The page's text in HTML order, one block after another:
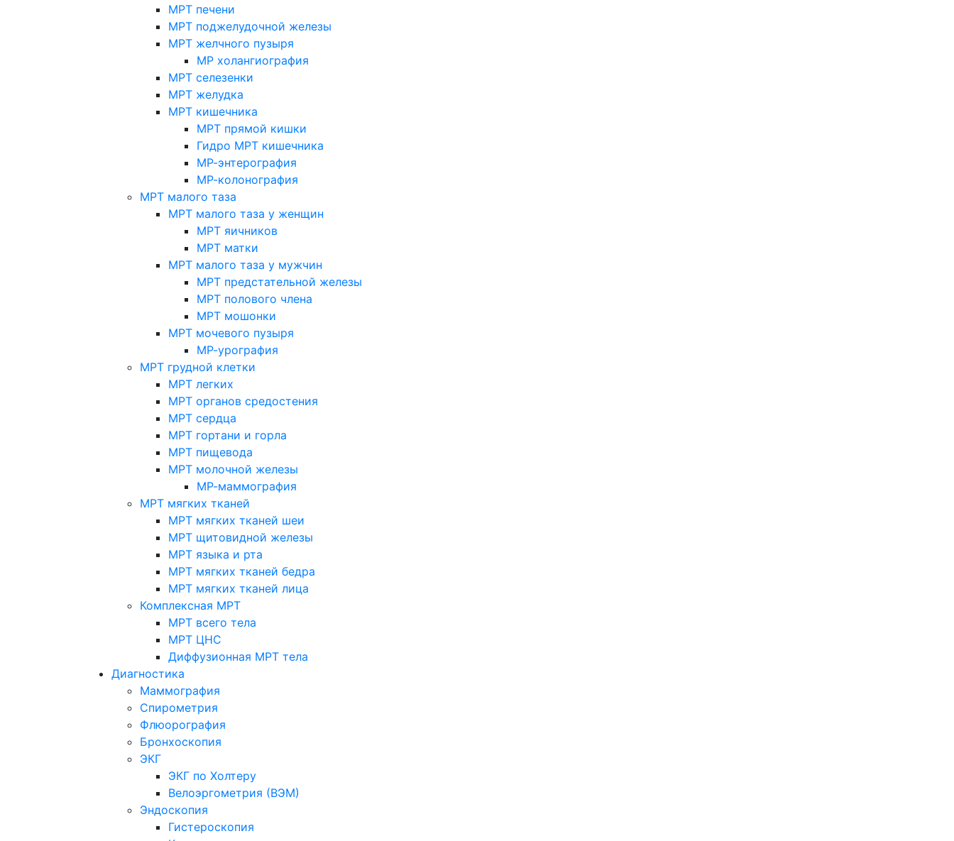
МРТ печени
МРТ поджелудочной железы
МРТ желчного пузыря
МР холангиография
МРТ селезенки
МРТ желудка
МРТ кишечника
МРТ прямой кишки
Гидро МРТ кишечника
МР-энтерография
МР-колонография
МРТ малого таза
МРТ малого таза у женщин
МРТ яичников
МРТ матки
МРТ малого таза у мужчин
МРТ предстательной железы
МРТ полового члена
МРТ мошонки
МРТ мочевого пузыря
МР-урография
МРТ грудной клетки
МРТ легких
МРТ органов средостения
МРТ сердца
МРТ гортани и горла
МРТ пищевода
МРТ молочной железы
МР-маммография
МРТ мягких тканей
МРТ мягких тканей шеи
МРТ щитовидной железы
МРТ языка и рта
МРТ мягких тканей бедра
МРТ мягких тканей лица
Комплексная МРТ
МРТ всего тела
МРТ ЦНС
Диффузионная МРТ тела
Диагностика
Маммография
Спирометрия
Флюорография
Бронхоскопия
ЭКГ
ЭКГ по Холтеру
Велоэргометрия (ВЭМ)
Эндоскопия
Гистероскопия